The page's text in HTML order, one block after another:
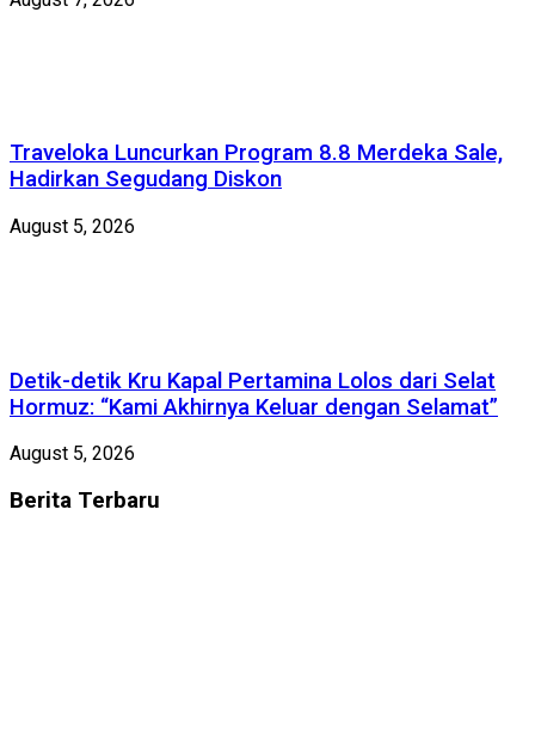
Traveloka Luncurkan Program 8.8 Merdeka Sale,
Hadirkan Segudang Diskon
August 5, 2026
Detik-detik Kru Kapal Pertamina Lolos dari Selat
Hormuz: “Kami Akhirnya Keluar dengan Selamat”
August 5, 2026
Berita Terbaru